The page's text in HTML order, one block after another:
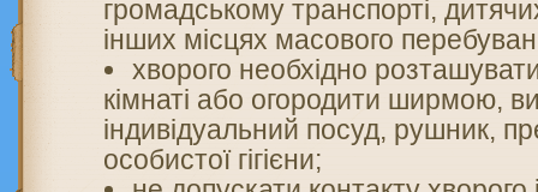
громадському транспорті,
інших місцях масового
хворого необхідно
кімнаті або огородити ширмою,
індивідуальний посуд, рушник,
особистої гігієни;